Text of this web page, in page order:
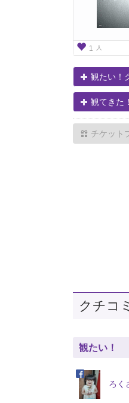
1 人
観たい！
観てきた
チケット
クチコミ
観たい！
ろく